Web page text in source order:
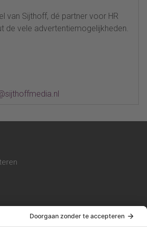
van Sijthoff, dé partner voor HR
de vele advertentiemogelijkheden.